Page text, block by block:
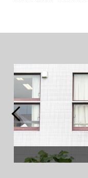
English